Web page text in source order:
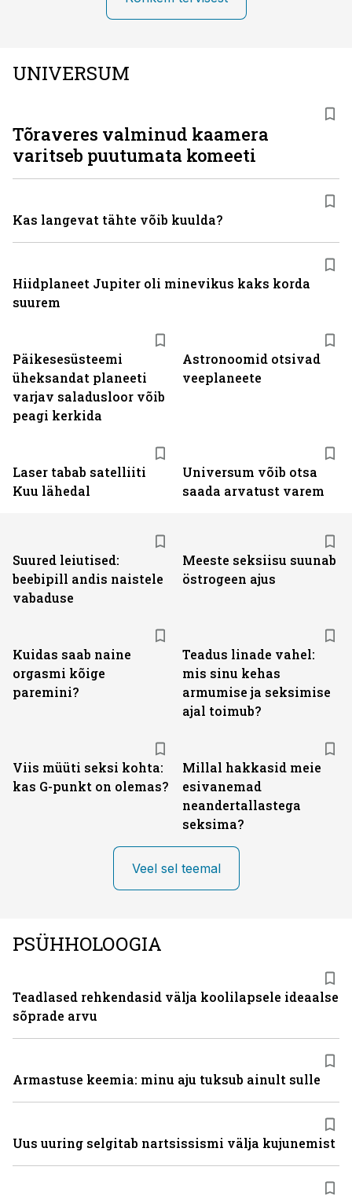
UNIVERSUM
Päikesesüsteemi
üheksandat planeeti
varjav saladusloor võib
peagi kerkida
Astronoomid otsivad
veeplaneete
Laser tabab satelliiti
Kuu lähedal
Universum võib otsa
saada arvatust varem
Tõraveres valminud kaamera
varitseb puutumata komeeti
Kas langevat tähte võib kuulda?
Hiidplaneet Jupiter oli minevikus kaks korda
suurem
Suured leiutised:
beebipill andis naistele
vabaduse
Meeste seksiisu suunab
östrogeen ajus
Kuidas saab naine
orgasmi kõige
paremini?
Teadus linade vahel:
mis sinu kehas
armumise ja seksimise
ajal toimub?
Viis müüti seksi kohta:
kas G-punkt on olemas?
Millal hakkasid meie
esivanemad
neandertallastega
seksima?
Veel sel teemal
PSÜHHOLOOGIA
Teadlased rehkendasid välja koolilapsele ideaalse
sõprade arvu
Armastuse keemia: minu aju tuksub ainult sulle
Uus uuring selgitab nartsissismi välja kujunemist